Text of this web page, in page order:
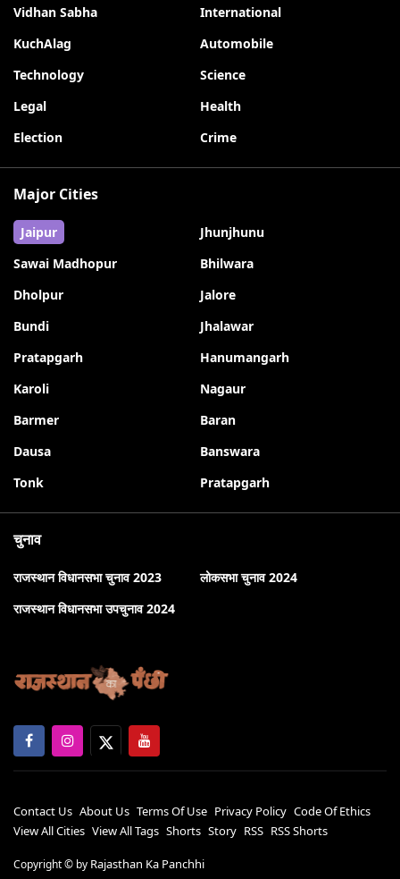
Vidhan Sabha
International
KuchAlag
Automobile
Technology
Science
Legal
Health
Election
Crime
Major Cities
Jaipur
Jhunjhunu
Sawai Madhopur
Bhilwara
Dholpur
Jalore
Bundi
Jhalawar
Pratapgarh
Hanumangarh
Karoli
Nagaur
Barmer
Baran
Dausa
Banswara
Tonk
Pratapgarh
चुनाव
राजस्थान विधानसभा चुनाव 2023
लोकसभा चुनाव 2024
राजस्थान विधानसभा उपचुनाव 2024
Contact Us About Us Terms Of Use Privacy Policy Code Of Ethics
View All Cities View All Tags Shorts Story RSS RSS Shorts
Copyright © by Rajasthan Ka Panchhi